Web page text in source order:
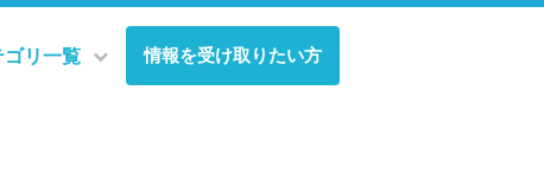
ゴリ一覧 情報を受け取りたい方